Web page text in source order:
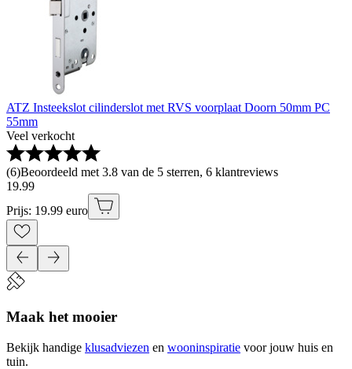
ATZ Insteekslot cilinderslot met RVS voorplaat Doorn 50mm PC
55mm
Veel verkocht
(6)Beoordeeld met 3.8 van de 5 sterren, 6 klantreviews
19.99
Prijs: 19.99 euro
Maak het mooier
Bekijk handige klusadviezen en wooninspiratie voor jouw huis en
tuin.